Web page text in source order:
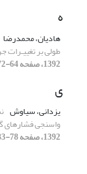
ه
هادیان، محمدرضا
طولی بر
1392، صفحه 64-72]
ی
یزدانی، سیاوش
واسنجی فشارهای
1392، صفحه 78-83]